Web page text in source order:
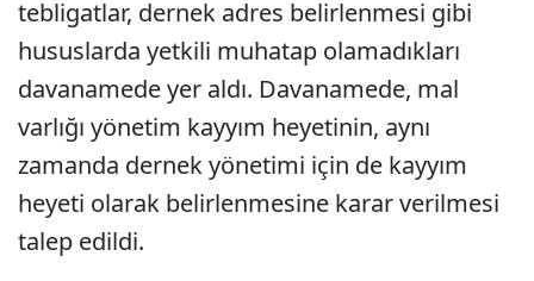
tebligatlar, dernek adres belirlenmesi gibi
hususlarda yetkili muhatap olamadıkları
davanamede yer aldı. Davanamede, mal
varlığı yönetim kayyım heyetinin, aynı
zamanda dernek yönetimi için de kayyım
heyeti olarak belirlenmesine karar verilmesi
talep edildi.